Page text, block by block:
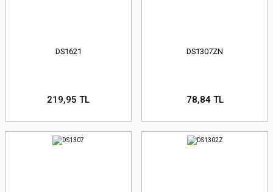
DS1621
219,95 TL
DS1307ZN
78,84 TL